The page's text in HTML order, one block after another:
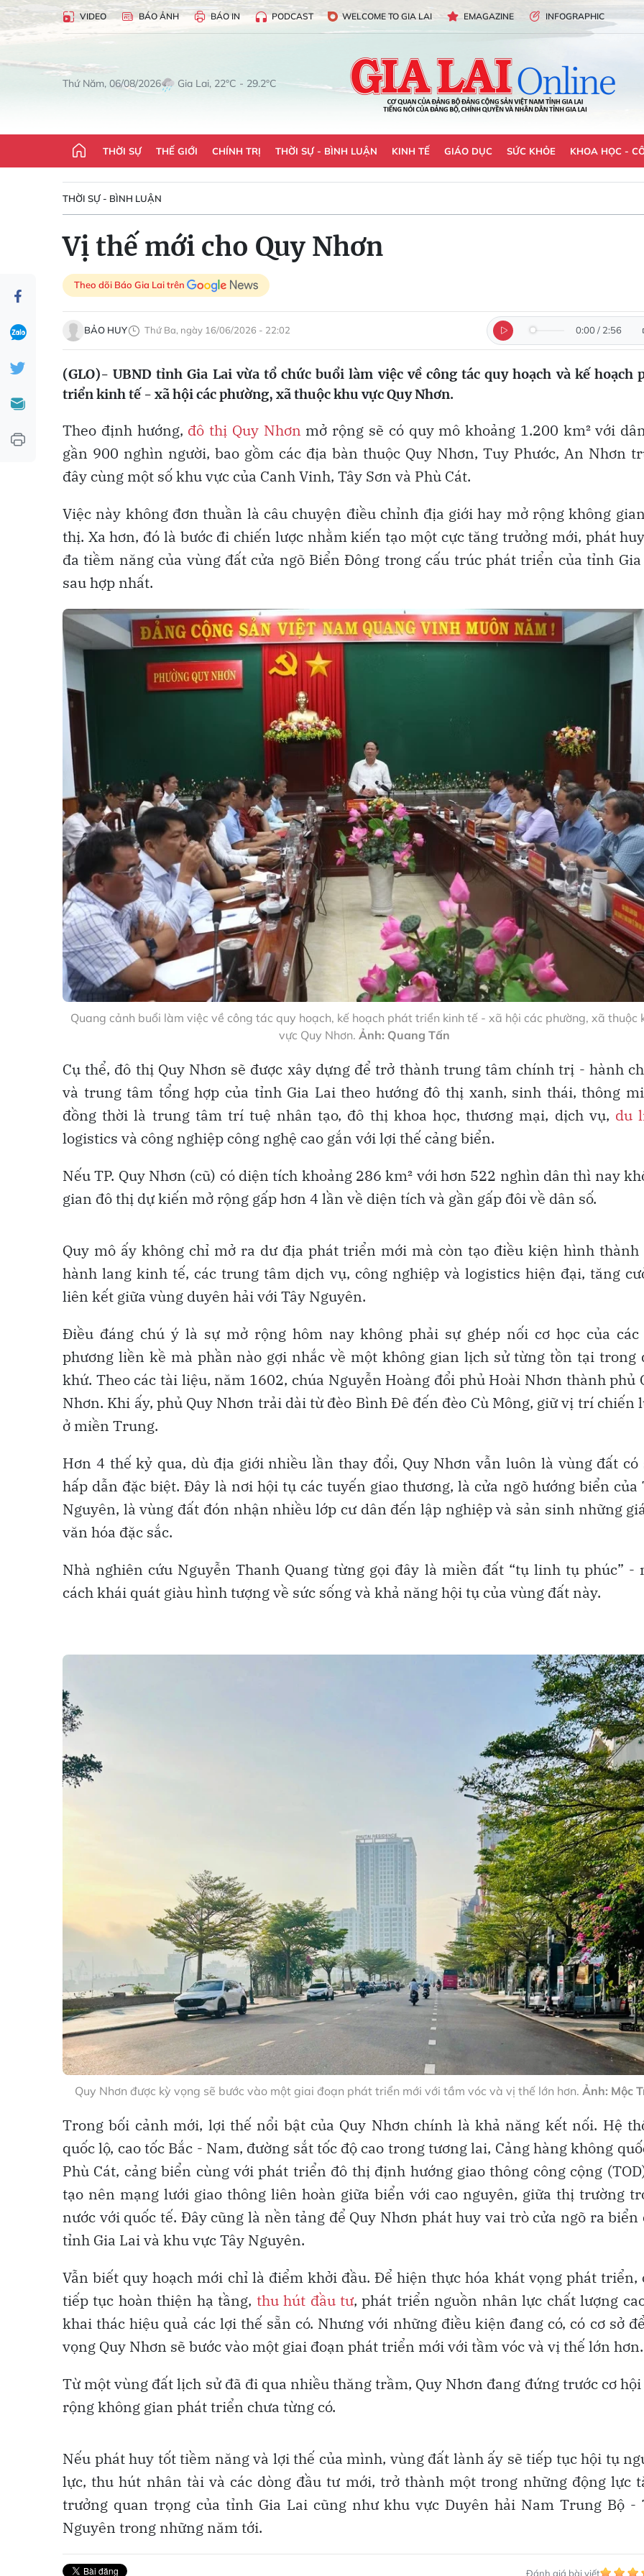
VIDEO BÁO ẢNH BÁO IN PODCAST WELCOME TO GIA LAI EMAGAZINE INFOGRAPHIC
Thứ Năm, 06/08/2026 Gia Lai, 22°C - 29.2°C
THỜI SỰ THẾ GIỚI CHÍNH TRỊ THỜI SỰ - BÌNH LUẬN KINH TẾ GIÁO DỤC SỨC KHỎE KHOA HỌC -
THỜI SỰ - BÌNH LUẬN
Vị thế mới cho Quy Nhơn
Theo dõi Báo Gia Lai trên
BẢO HUY Thứ Ba, ngày 16/06/2026 - 22:02 0:00 / 2:56
(GLO)- UBND tỉnh Gia Lai vừa tổ chức buổi làm việc về công tác quy hoạch và kế hoạch
triển kinh tế - xã hội các phường, xã thuộc khu vực Quy Nhơn.
Theo định hướng, đô thị Quy Nhơn mở rộng sẽ có quy mô khoảng 1.200 km² với
gần 900 nghìn người, bao gồm các địa bàn thuộc Quy Nhơn, Tuy Phước, An Nhơn
đây cùng một số khu vực của Canh Vinh, Tây Sơn và Phù Cát.
Việc này không đơn thuần là câu chuyện điều chỉnh địa giới hay mở rộng không
thị. Xa hơn, đó là bước đi chiến lược nhằm kiến tạo một cực tăng trưởng mới, phát
đa tiềm năng của vùng đất cửa ngõ Biển Đông trong cấu trúc phát triển của tỉnh
sau hợp nhất.
Quang cảnh buổi làm việc về công tác quy hoạch, kế hoạch phát triển kinh tế - xã hội các phường, xã thuộc
vực Quy Nhơn. Ảnh: Quang Tấn
Cụ thể, đô thị Quy Nhơn sẽ được xây dựng để trở thành trung tâm chính trị - hành
và trung tâm tổng hợp của tỉnh Gia Lai theo hướng đô thị xanh, sinh thái, thông
đồng thời là trung tâm trí tuệ nhân tạo, đô thị khoa học, thương mại, dịch vụ, du
logistics và công nghiệp công nghệ cao gắn với lợi thế cảng biển.
Nếu TP. Quy Nhơn (cũ) có diện tích khoảng 286 km² với hơn 522 nghìn dân thì nay
gian đô thị dự kiến mở rộng gấp hơn 4 lần về diện tích và gần gấp đôi về dân số.
Quy mô ấy không chỉ mở ra dư địa phát triển mới mà còn tạo điều kiện hình thành
hành lang kinh tế, các trung tâm dịch vụ, công nghiệp và logistics hiện đại, tăng
liên kết giữa vùng duyên hải với Tây Nguyên.
Điều đáng chú ý là sự mở rộng hôm nay không phải sự ghép nối cơ học của các
phương liền kề mà phần nào gợi nhắc về một không gian lịch sử từng tồn tại trong
khứ. Theo các tài liệu, năm 1602, chúa Nguyễn Hoàng đổi phủ Hoài Nhơn thành phủ
Nhơn. Khi ấy, phủ Quy Nhơn trải dài từ đèo Bình Đê đến đèo Cù Mông, giữ vị trí chiến
ở miền Trung.
Hơn 4 thế kỷ qua, dù địa giới nhiều lần thay đổi, Quy Nhơn vẫn luôn là vùng đất có
hấp dẫn đặc biệt. Đây là nơi hội tụ các tuyến giao thương, là cửa ngõ hướng biển của
Nguyên, là vùng đất đón nhận nhiều lớp cư dân đến lập nghiệp và sản sinh những
văn hóa đặc sắc.
Nhà nghiên cứu Nguyễn Thanh Quang từng gọi đây là miền đất “tụ linh tụ phúc” -
cách khái quát giàu hình tượng về sức sống và khả năng hội tụ của vùng đất này.
Quy Nhơn được kỳ vọng sẽ bước vào một giai đoạn phát triển mới với tầm vóc và vị thế lớn hơn. Ảnh: Mộc
Trong bối cảnh mới, lợi thế nổi bật của Quy Nhơn chính là khả năng kết nối. Hệ
quốc lộ, cao tốc Bắc - Nam, đường sắt tốc độ cao trong tương lai, Cảng hàng không
Phù Cát, cảng biển cùng với phát triển đô thị định hướng giao thông công cộng
tạo nên mạng lưới giao thông liên hoàn giữa biển với cao nguyên, giữa thị trường
nước với quốc tế. Đây cũng là nền tảng để Quy Nhơn phát huy vai trò cửa ngõ ra biển
tỉnh Gia Lai và khu vực Tây Nguyên.
Vẫn biết quy hoạch mới chỉ là điểm khởi đầu. Để hiện thực hóa khát vọng phát triển,
tiếp tục hoàn thiện hạ tầng, thu hút đầu tư, phát triển nguồn nhân lực chất lượng
khai thác hiệu quả các lợi thế sẵn có. Nhưng với những điều kiện đang có, có cơ sở
vọng Quy Nhơn sẽ bước vào một giai đoạn phát triển mới với tầm vóc và vị thế lớn hơn.
Từ một vùng đất lịch sử đã đi qua nhiều thăng trầm, Quy Nhơn đang đứng trước cơ
rộng không gian phát triển chưa từng có.
Nếu phát huy tốt tiềm năng và lợi thế của mình, vùng đất lành ấy sẽ tiếp tục hội tụ
lực, thu hút nhân tài và các dòng đầu tư mới, trở thành một trong những động lực
trưởng quan trọng của tỉnh Gia Lai cũng như khu vực Duyên hải Nam Trung Bộ -
Nguyên trong những năm tới.
Đánh giá bài viết